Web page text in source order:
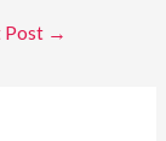
Post →